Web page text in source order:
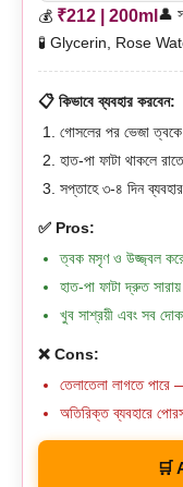
💰 ₹212 | 200ml 👤
🧪 Glycerin, Rose
📋 কিভাবে ব্যবহার করবেন:
গোসলের পর ভেজা ত্বকে
হাত-পা ফাটা থাকলে
সপ্তাহে ৩-৪ দিন
✅ Pros:
ত্বক মসৃণ ও উজ্জ্বল
হাত-পা ফাটা দ্রুত সারায়
খুব সাশ্রয়ী এবং সব
❌ Cons:
তেলাতেলা লাগতে পারে
অতিরিক্ত ব্যবহারে
🛒